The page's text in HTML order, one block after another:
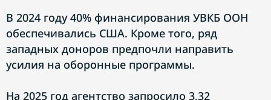
В 2024 году 40% финансирования УВКБ ООН
обеспечивались США. Кроме того, ряд
западных доноров предпочли направить
усилия на оборонные программы.
На 2025 год агентство запросило 3,32